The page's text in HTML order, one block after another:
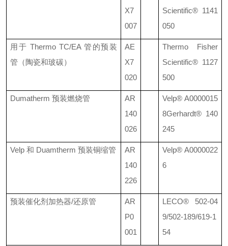
X7
007
Scientific® 1141
050
用于 Thermo TC/EA 管的预装
管（陶瓷和玻碳）
AE
X7
020
Thermo Fisher
Scientific® 1127
500
Dumatherm 预装燃烧管
AR
140
026
Velp® A0000015
8Gerhardt® 140
245
Velp 和 Duamtherm 预装铜缩管
AR
140
226
Velp® A0000022
6
预装催化剂加热器/还原管
AR
P0
001
LECO® 502-04
9/502-189/619-1
54